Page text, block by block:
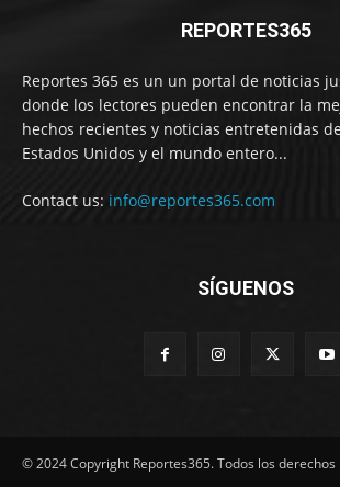
REPORTES365
Reportes 365 es un un portal de noticias
donde los lectores pueden encontrar la
hechos recientes y noticias entretenidas
Estados Unidos y el mundo entero...
Contact us: info@reportes365.com
SÍGUENOS
© 2024 Copyright Reportes365. Todos los